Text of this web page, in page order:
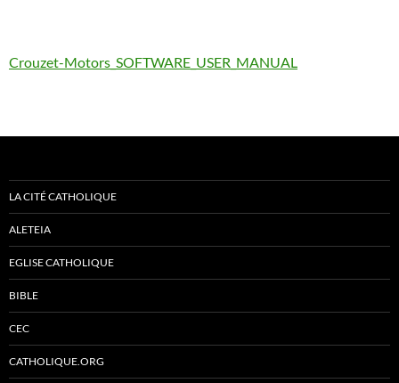
Crouzet-Motors_SOFTWARE_USER_MANUAL
LA CITÉ CATHOLIQUE
ALETEIA
EGLISE CATHOLIQUE
BIBLE
CEC
CATHOLIQUE.ORG